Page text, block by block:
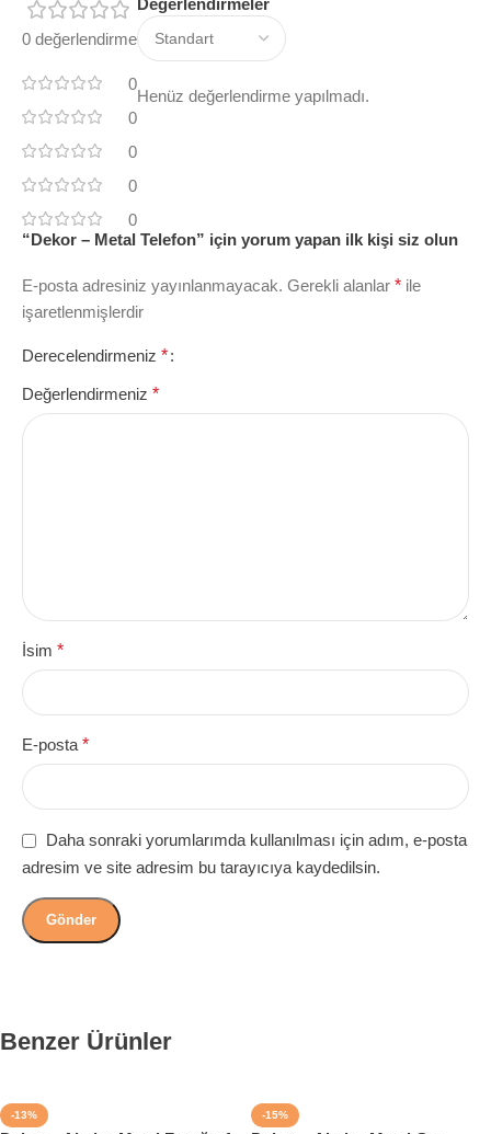
0 değerlendirme
0
0
0
0
0
Değerlendirmeler
Henüz değerlendirme yapılmadı.
“Dekor – Metal Telefon” için yorum yapan ilk kişi siz olun
E-posta adresiniz yayınlanmayacak. Gerekli alanlar * ile
işaretlenmişlerdir
Derecelendirmeniz *
Değerlendirmeniz *
İsim *
E-posta *
Daha sonraki yorumlarımda kullanılması için adım, e-posta
adresim ve site adresim bu tarayıcıya kaydedilsin.
Benzer Ürünler
-13% -15%